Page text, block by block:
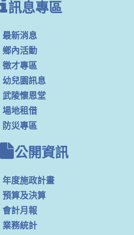
訊息專區
最新消息
鄉內活動
徵才專區
幼兒園訊息
武陵懷恩堂
場地租借
防災專區
公開資訊
年度施政計畫
預算及決算
會計月報
業務統計